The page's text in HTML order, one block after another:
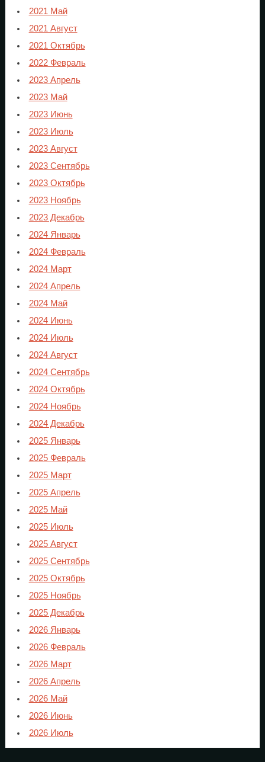
2021 Май
2021 Август
2021 Октябрь
2022 Февраль
2023 Апрель
2023 Май
2023 Июнь
2023 Июль
2023 Август
2023 Сентябрь
2023 Октябрь
2023 Ноябрь
2023 Декабрь
2024 Январь
2024 Февраль
2024 Март
2024 Апрель
2024 Май
2024 Июнь
2024 Июль
2024 Август
2024 Сентябрь
2024 Октябрь
2024 Ноябрь
2024 Декабрь
2025 Январь
2025 Февраль
2025 Март
2025 Апрель
2025 Май
2025 Июль
2025 Август
2025 Сентябрь
2025 Октябрь
2025 Ноябрь
2025 Декабрь
2026 Январь
2026 Февраль
2026 Март
2026 Апрель
2026 Май
2026 Июнь
2026 Июль